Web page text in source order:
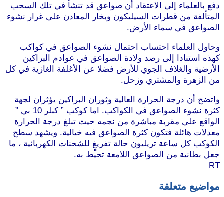
دفع بالعلماء إلى الاعتقاد أن صواعق قد تنشأ في تلك السحب
المتألفة من قطرات السيليكون وبخار المعادن على غرار نشوء
الصواعق في سماء الأرض.
وحاول العلماء احتساب احتمال نشوء الصواعق في كواكب
كهذه استنادا إلى رصد ولادة الصواعق في عوادم البراكين
الأرضية والغلاف الجوي للأرض فضلا عن الأغلفة الغازية في كل
من الزهرة والمشتري وزحل.
واتضح أن درجة الحرارة العالية وثوران البراكين يؤثران لجهة
كثرة نشوء الصواعق في الكواكب. اما كوكب ” كبلر 10 بي ”
الواقع على مقربة مباشرة من نجمه حيث تبلغ درجة الحرارة
معدلات هائلة فتكون كثرة الصواعق فيه خيالية. ويشهد سطح
الكوكب كل ساعة تريليون حالة تفريغٍٍ للشحنات الكهربائية ، ما
جعل بطانية من الصواعق اللامعة تحيط به.
RT
مواضيع متعلقة